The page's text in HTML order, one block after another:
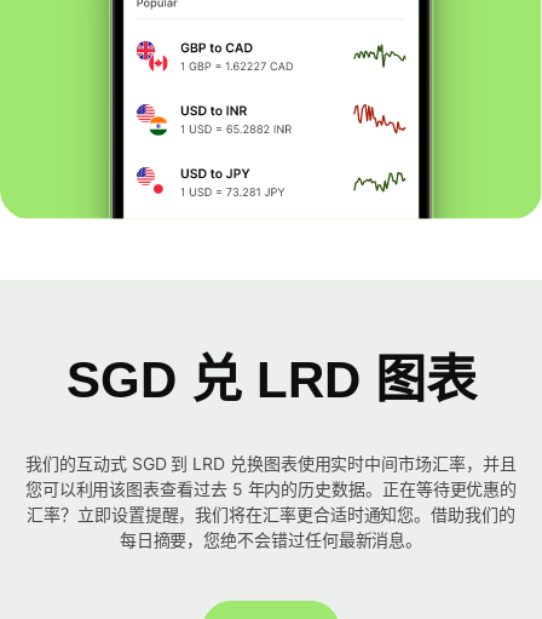
SGD 兑 LRD 图表
我们的互动式 SGD 到 LRD 兑换图表使用实时中间市场汇率，并且
您可以利用该图表查看过去 5 年内的历史数据。正在等待更优惠的
汇率？立即设置提醒，我们将在汇率更合适时通知您。借助我们的
每日摘要，您绝不会错过任何最新消息。